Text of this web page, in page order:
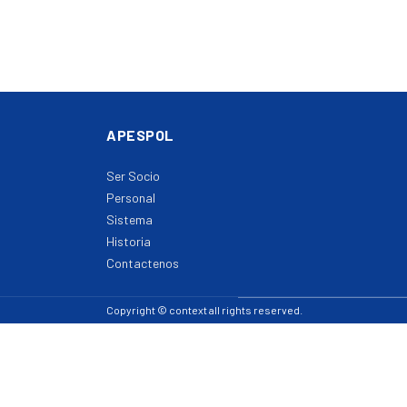
APESPOL
Ser Socio
Personal
Sistema
Historia
Contactenos
Copyright © context all rights reserved.